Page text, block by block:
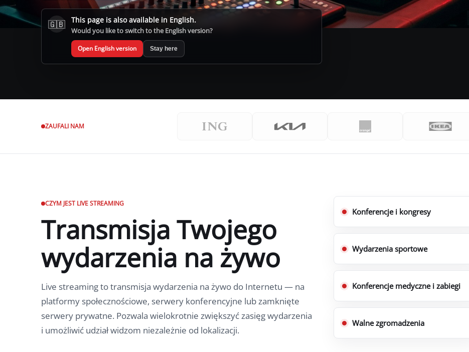
🇬🇧 This page is also available in English.
Would you like to switch to the English version?
Open English version Stay here
ZAUFALI NAM
Marki, dla których realizowaliśmy transmisje
CZYM JEST LIVE STREAMING
Transmisja Twojego
wydarzenia na żywo
Live streaming to transmisja wydarzenia na żywo do Internetu — na
platformy społecznościowe, serwery konferencyjne lub zamknięte
serwery prywatne. Pozwala wielokrotnie zwiększyć zasięg wydarzenia
i umożliwić udział widzom niezależnie od lokalizacji.
Konferencje i kongresy
Wydarzenia sportowe
Konferencje medyczne i zabiegi
Walne zgromadzenia